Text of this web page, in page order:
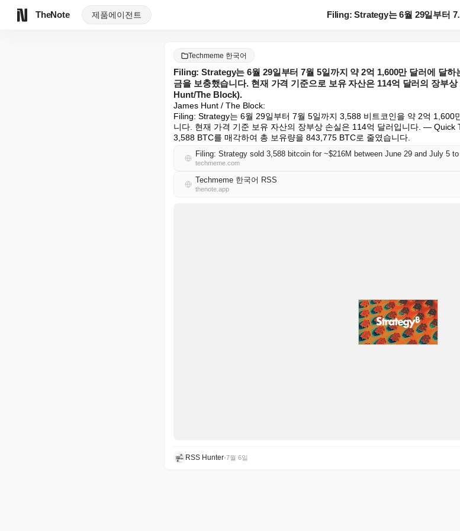
TheNote 제품에이전트 Filing:
Techmeme 한국어
Filing: Strategy는 6월 29일부터 7월 5일까지 약 2억 1,600만 달러에 달하
금을 보충했습니다. 현재 가격 기준으로 보유 자산은 114억 달러의 장부
Hunt/The Block).
James Hunt / The Block:
Filing: Strategy는 6월 29일부터 7월 5일까지 3,588 비트코인을 약 2억 1,600
니다. 현재 가격 기준 보유 자산의 장부상 손실은 114억 달러입니다. —
3,588 BTC를 매각하여 총 보유량을 843,775 BTC로 줄였습니다.
techmeme.com
Techmeme 한국어 RSS
thenote.app
RSS Hunter•7월 6일